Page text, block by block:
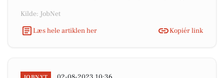
Kilde: JobNet
Læs hele artiklen her
Kopiér link